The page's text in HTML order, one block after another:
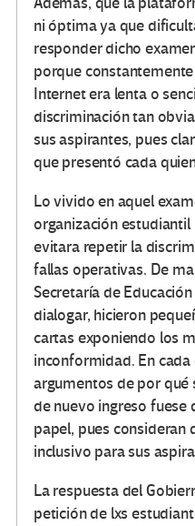
ni óptima ya que
responder dicho
porque
Internet era lenta o
discriminación tan
sus aspirantes, pues
que presentó cada
Lo vivido en aquel
organización
evitara repetir la
fallas operativas. De
Secretaría de
dialogar, hicieron
cartas exponiendo los
inconformidad. En
argumentos de por qué
de nuevo ingreso fuese
papel, pues consideran
inclusivo para sus
La respuesta del
petición de lxs